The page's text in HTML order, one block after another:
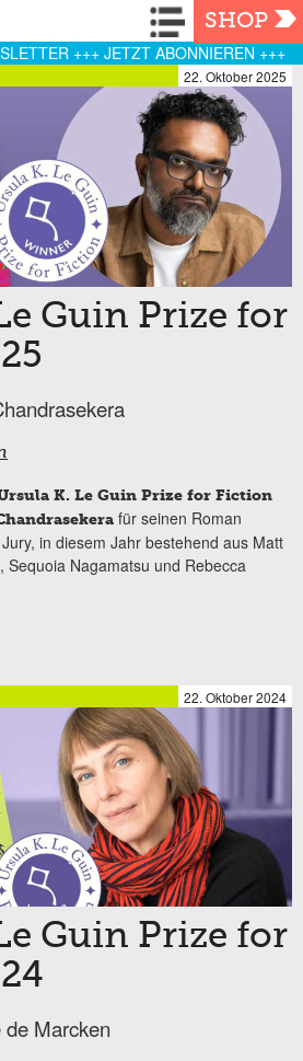
Navigation
SHOP
+++ JETZT ABONNIEREN +++
22. Oktober 2025
Guin Prize for
K. Le Guin Prize for Fiction
für seinen Roman
in diesem Jahr bestehend aus Matt
Sequoia Nagamatsu und Rebecca
22. Oktober 2024
Guin Prize for
Marcken